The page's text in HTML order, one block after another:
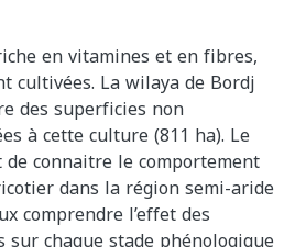
en vitamines et en fibres,
cultivées. La wilaya de Bordj
des superficies non
à cette culture (811 ha). Le
connaitre le comportement
dans la région semi-aride
comprendre l’effet des